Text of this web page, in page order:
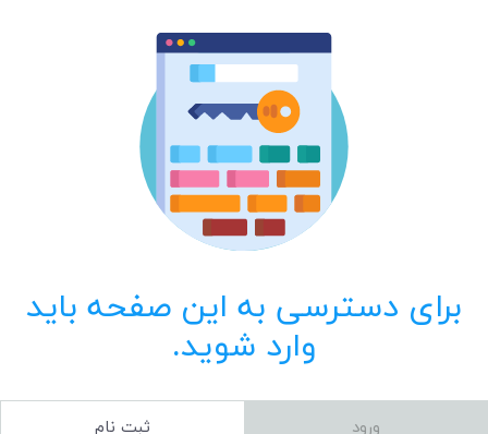
برای دسترسی به این صفحه باید
وارد شوید.
ورود ثبت نام